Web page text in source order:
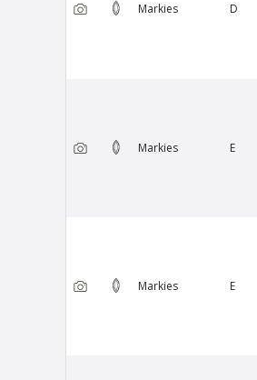
Van Amstel Artis
Markies D
Markies E
Markies E